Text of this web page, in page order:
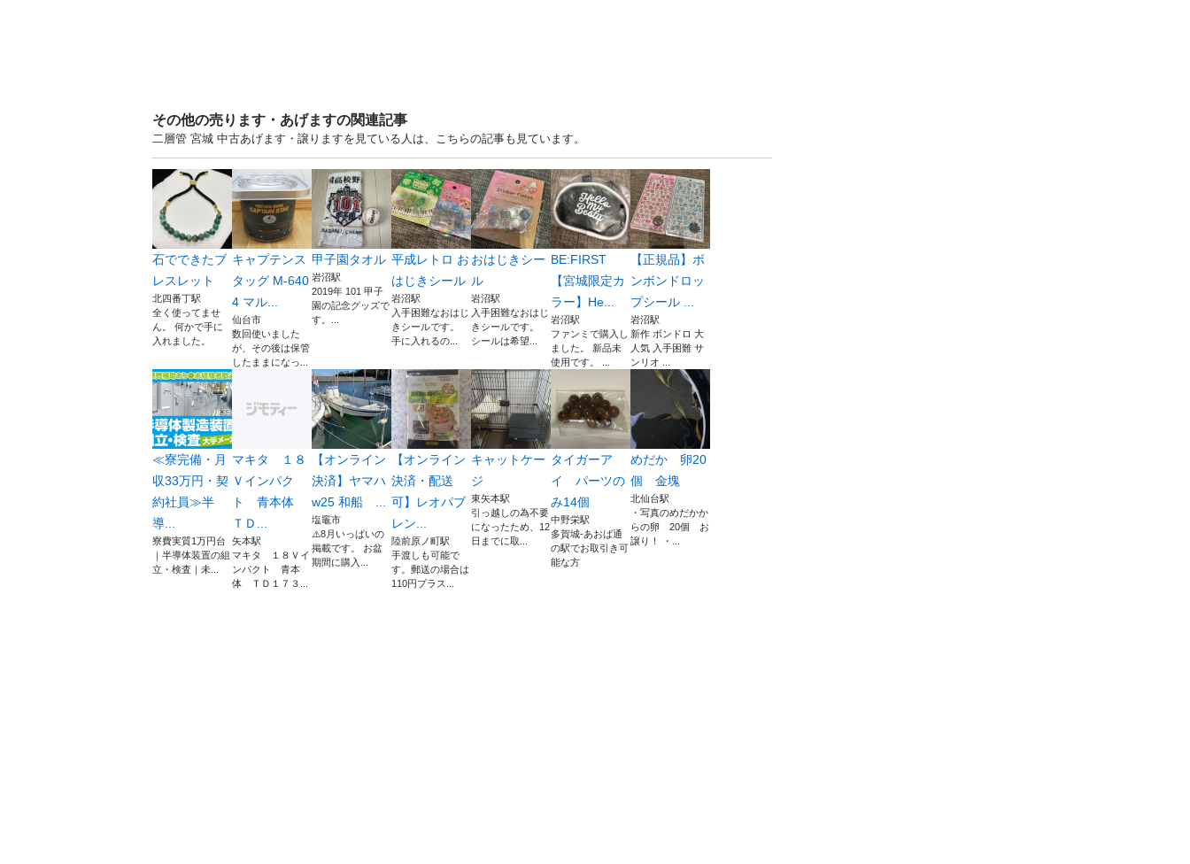
その他の売ります・あげますの関連記事
二層管 宮城 中古あげます・譲りますを見ている人は、こちらの記事も見ています。
石でできたブ
レスレット
北四番丁駅
全く使ってませ
ん。 何かで手に
入れました。
キャプテンス
タッグ M-640
4 マル...
仙台市
数回使いました
が、その後は保管
したままになっ...
甲子園タオル
岩沼駅
2019年 101 甲子
園の記念グッズで
す。...
平成レトロ お
はじきシール
岩沼駅
入手困難なおはじ
きシールです。
手に入れるの...
おはじきシー
ル
岩沼駅
入手困難なおはじ
きシールです。
シールは希望...
BE:FIRST
【宮城限定カ
ラー】He...
岩沼駅
ファンミで購入し
ました。 新品未
使用です。 ...
【正規品】ボ
ンボンドロッ
プシール ...
岩沼駅
新作 ボンドロ 大
人気 入手困難 サ
ンリオ ...
≪寮完備・月
収33万円・契
約社員≫半
導...
寮費実質1万円台
｜半導体装置の組
立・検査｜未...
マキタ １８
Ｖインパク
ト 青本体
ＴＤ...
矢本駅
マキタ １８Ｖイ
ンパクト 青本
体 ＴＤ１７３...
【オンライン
決済】ヤマハ
w25 和船 ...
塩竈市
⚠️8月いっぱいの
掲載です。 お盆
期間に購入...
【オンライン
決済・配送
可】レオパブ
レン...
陸前原ノ町駅
手渡しも可能で
す。郵送の場合は
110円プラス...
キャットケー
ジ
東矢本駅
引っ越しの為不要
になったため、12
日までに取...
タイガーア
イ パーツの
み14個
中野栄駅
多賀城-あおば通
の駅でお取引き可
能な方
めだか 卵20
個 金塊
北仙台駅
・写真のめだかか
らの卵 20個 お
譲り！ ・...